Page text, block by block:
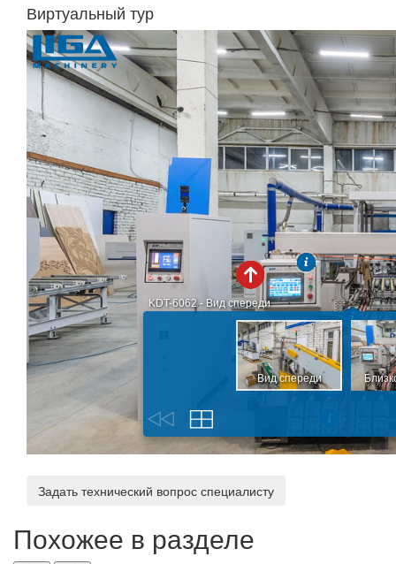
Виртуальный тур
Задать технический вопрос специалисту
Похожее в разделе